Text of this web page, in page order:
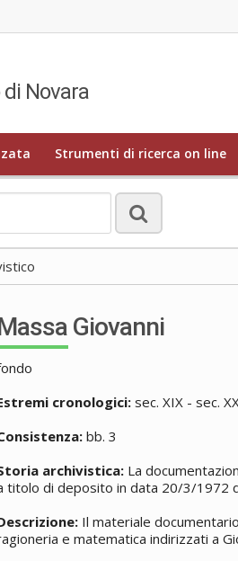
Novara
Strumenti di ricerca on line
Giovanni
cronologici: sec. XIX - sec. XX
bb. 3
archivistica: La
titolo di deposito in data 20/3/1972
Il materiale
e matematica indirizzati a